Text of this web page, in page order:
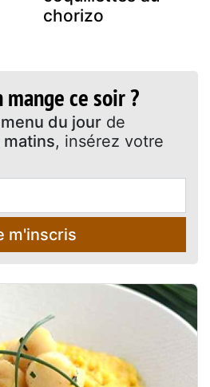
chorizo
ce soir ?
menu du jour de
, insérez votre
m'inscris